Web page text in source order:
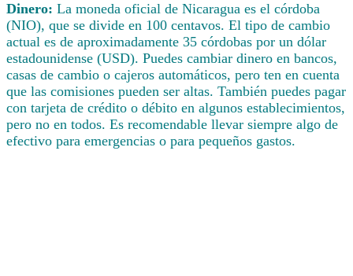
Dinero: La moneda oficial de Nicaragua es el córdoba
(NIO), que se divide en 100 centavos. El tipo de cambio
actual es de aproximadamente 35 córdobas por un dólar
estadounidense (USD). Puedes cambiar dinero en bancos,
casas de cambio o cajeros automáticos, pero ten en cuenta
que las comisiones pueden ser altas. También puedes pagar
con tarjeta de crédito o débito en algunos establecimientos,
pero no en todos. Es recomendable llevar siempre algo de
efectivo para emergencias o para pequeños gastos.